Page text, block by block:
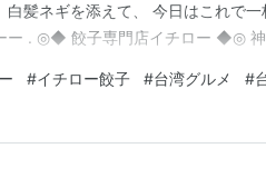
白髪ネギを添えて、 今日はこれで
ー . ◎◆ 餃子専門店イチロー ◆◎ 神
て知られています。お取り寄せ餃
#イチロー餃子 #台湾グルメ #